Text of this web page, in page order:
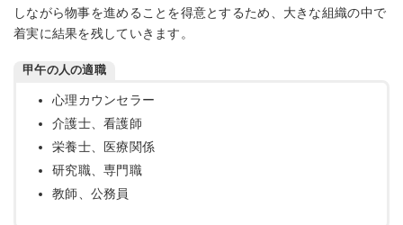
しながら物事を進めることを得意とするため、大きな組織の中で
着実に結果を残していきます。
甲午の人の適職
心理カウンセラー
介護士、看護師
栄養士、医療関係
研究職、専門職
教師、公務員